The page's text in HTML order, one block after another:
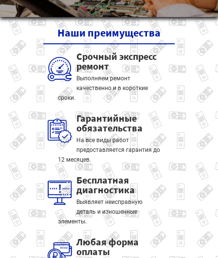
Наши преимущества
Срочный экспресс
ремонт
Выполняем ремонт
качественно и в короткие
сроки.
Гарантийные
обязательства
На все виды работ
предоставляется гарантия до
12 месяцев.
Бесплатная
диагностика
Выявляет неисправную
деталь и изношенные
элементы.
Любая форма
оплаты